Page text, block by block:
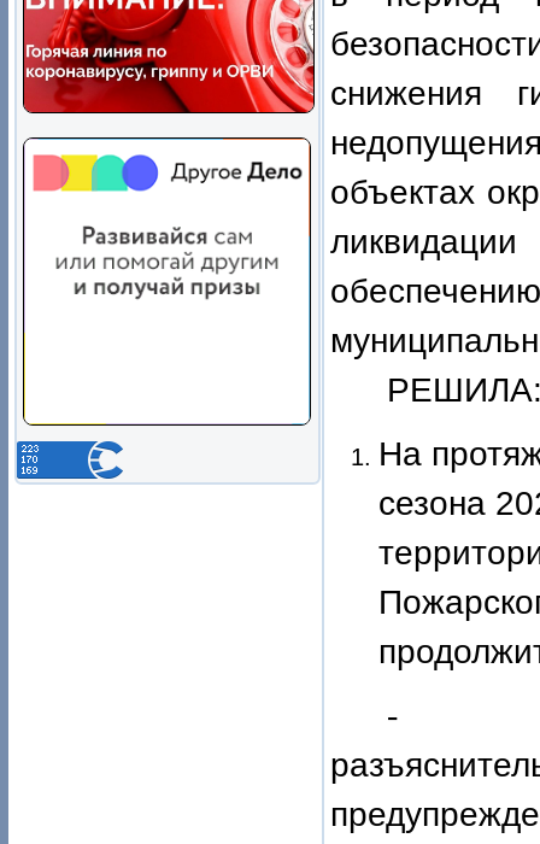
снижения
объектах
На
сезона
-